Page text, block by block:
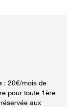
: 20€/mois de
pour toute 1ère
aux